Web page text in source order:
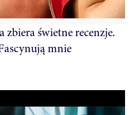
zbiera świetne recenzje.
mnie